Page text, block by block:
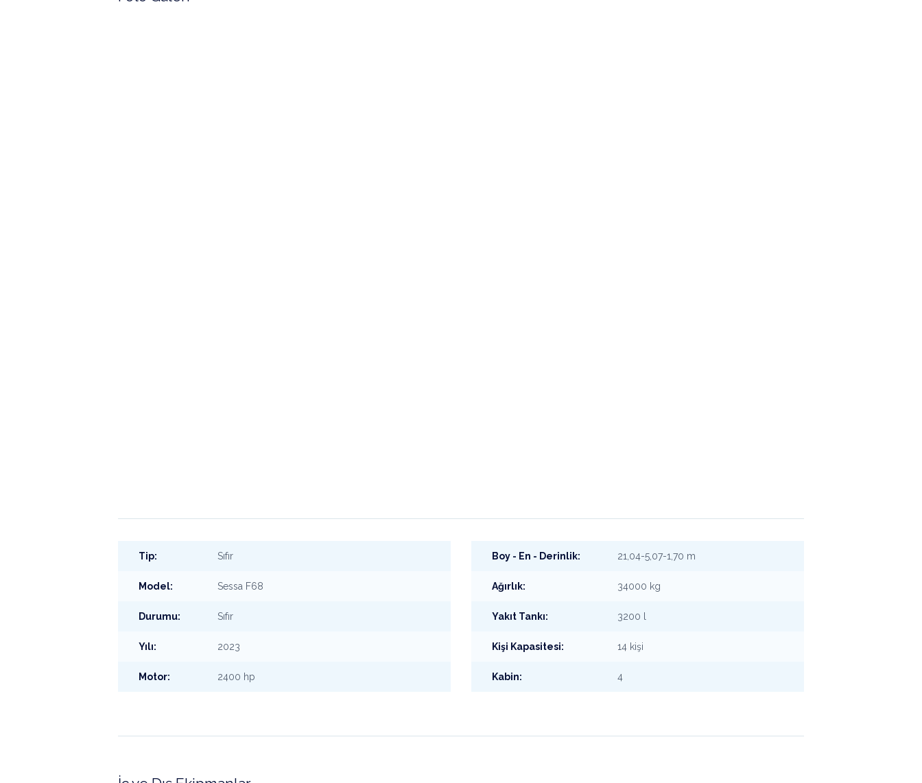
Tip: Sıfır
Model: Sessa F68
Durumu: Sıfır
Yılı: 2023
Motor: 2400 hp
Boy - En - Derinlik: 21,04-5,07-1,70 m
Ağırlık: 34000 kg
Yakıt Tankı: 3200 l
Kişi Kapasitesi: 14 kişi
Kabin: 4